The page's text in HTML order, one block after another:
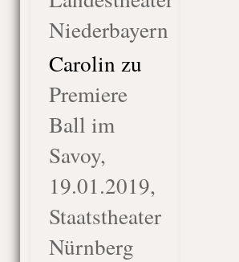
Niederbayern
Carolin zu
Premiere
Ball im
Savoy,
19.01.2019,
Staatstheater
Nürnberg